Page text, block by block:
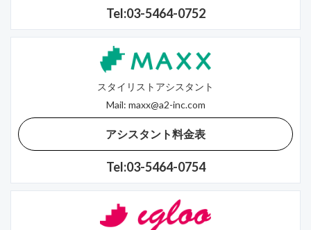
Tel:03-5464-0752
スタイリストアシスタント
Mail: maxx@a2-inc.com
アシスタント料金表
Tel:03-5464-0754